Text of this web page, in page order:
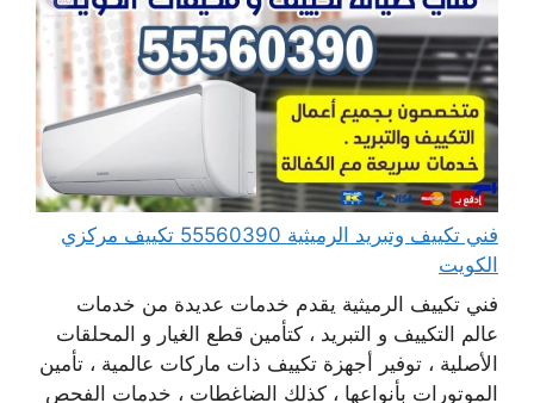
فني تكييف وتبريد الرميثية 55560390 تكييف مركزي
الكويت
فني تكييف الرميثية يقدم خدمات عديدة من خدمات
عالم التكييف و التبريد ، كتأمين قطع الغيار و المحلقات
الأصلية ، توفير أجهزة تكييف ذات ماركات عالمية ، تأمين
الموتورات بأنواعها ، كذلك الضاغطات ، خدمات الفحص